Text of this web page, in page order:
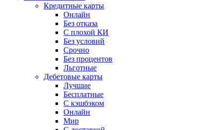
Кредитные карты
Онлайн
Без отказа
С плохой КИ
Без условий
Срочно
Без процентов
Льготные
Дебетовые карты
Лучшие
Бесплатные
С кэшбэком
Онлайн
Мир